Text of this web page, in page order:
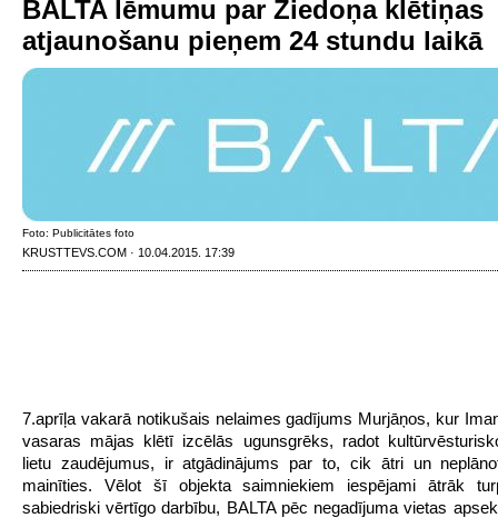
BALTA lēmumu par Ziedoņa klētiņas
atjaunošanu pieņem 24 stundu laikā
Foto: Publicitātes foto
KRUSTTEVS.COM · 10.04.2015. 17:39
7.aprīļa vakarā notikušais nelaimes gadījums Murjāņos, kur
vasaras mājas klētī izcēlās ugunsgrēks, radot
lietu zaudējumus, ir atgādinājums par to, cik ātri un
mainīties. Vēlot šī objekta saimniekiem iespējami ātrāk
sabiedriski vērtīgo darbību, BALTA pēc negadījuma vietas